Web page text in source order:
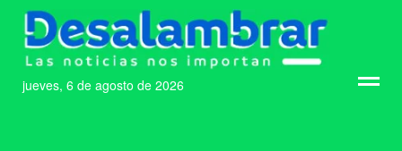
jueves, 6 de agosto de 2026